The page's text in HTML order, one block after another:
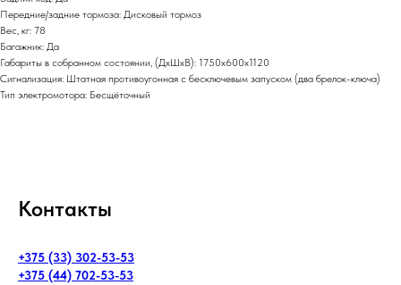
Передние/задние тормоза: Дисковый тормоз
Вес, кг: 78
Багажник: Да
Габариты в собранном состоянии, (ДхШхВ): 1750x600x1120
Сигнализация: Штатная противоугонная с бесключевым запуском (два брелок-ключа)
Тип электромотора: Бесщёточный
Контакты
+375 (33) 302-53-53
+375 (44) 702-53-53